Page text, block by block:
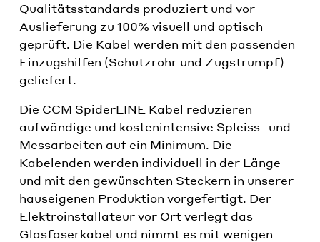
Qualitätsstandards produziert und vor
Auslieferung zu 100% visuell und optisch
geprüft. Die Kabel werden mit den passenden
Einzugshilfen (Schutzrohr und Zugstrumpf)
geliefert.
Die CCM SpiderLINE Kabel reduzieren
aufwändige und kostenintensive Spleiss- und
Messarbeiten auf ein Minimum. Die
Kabelenden werden individuell in der Länge
und mit den gewünschten Steckern in unserer
hauseigenen Produktion vorgefertigt. Der
Elektroinstallateur vor Ort verlegt das
Glasfaserkabel und nimmt es mit wenigen